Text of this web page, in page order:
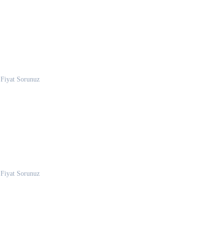
Fiyat Sorunuz
Fiyat Sorunuz